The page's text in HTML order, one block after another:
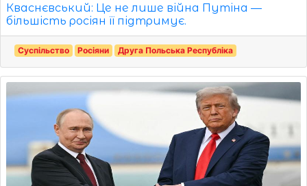
Кваснєвський: Це не лише війна Путіна —
більшість росіян її підтримує.
Суспільство Росіяни Друга Польська Республіка